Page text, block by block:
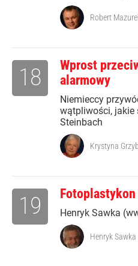
Robert
Wprost
alarmowy
Niemieccy
wątpliwości, jakie
Steinbach
18
Krystyna
Fotoplastykon
Henryk Sawka
19
Henryk Sawka